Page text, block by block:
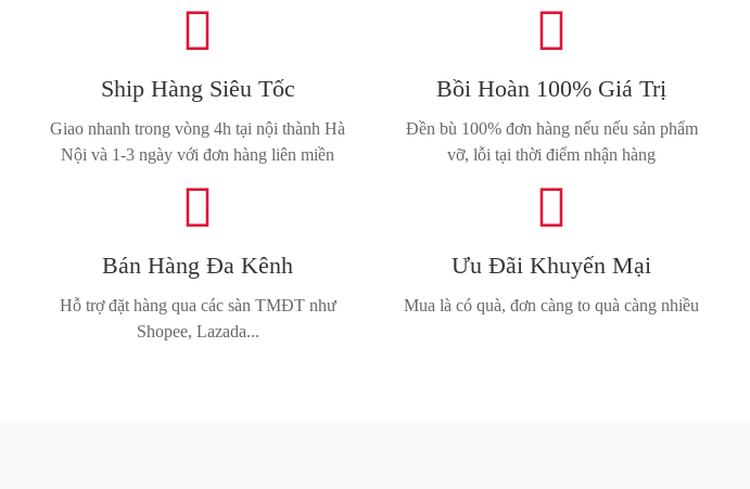

Ship Hàng Siêu Tốc
Giao nhanh trong vòng 4h tại nội thành Hà
Nội và 1-3 ngày với đơn hàng liên miền

Bồi Hoàn 100% Giá Trị
Đền bù 100% đơn hàng nếu nếu sản phẩm
vỡ, lỗi tại thời điểm nhận hàng

Bán Hàng Đa Kênh
Hỗ trợ đặt hàng qua các sàn TMĐT như
Shopee, Lazada...

Ưu Đãi Khuyến Mại
Mua là có quà, đơn càng to quà càng nhiều